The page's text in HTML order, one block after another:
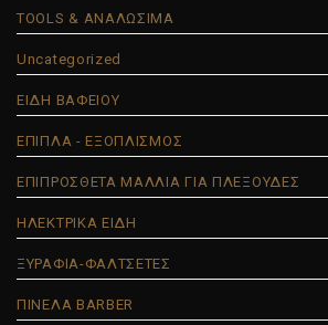
TOOLS & ΑΝΑΛΩΣΙΜΑ
Uncategorized
ΕΙΔΗ ΒΑΦΕΙΟΥ
ΕΠΙΠΛΑ - ΕΞΟΠΛΙΣΜΟΣ
ΕΠΙΠΡΟΣΘΕΤΑ ΜΑΛΛΙΑ ΓΙΑ ΠΛΕΞΟΥΔΕΣ
ΗΛΕΚΤΡΙΚΑ ΕΙΔΗ
ΞΥΡΑΦΙΑ-ΦΑΛΤΣΕΤΕΣ
ΠΙΝΕΛΑ BARBER